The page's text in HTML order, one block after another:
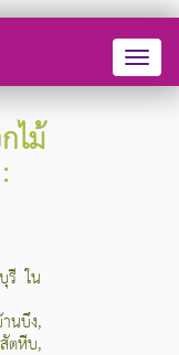
ไม้
รี ใน
นบึง,
ตหีบ,